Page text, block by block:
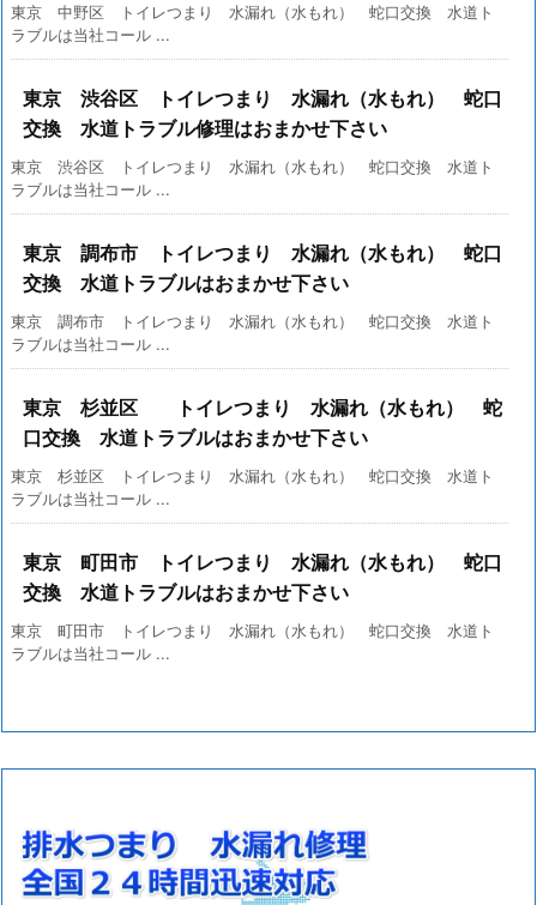
東京 中野区 トイレつまり 水漏れ（水もれ） 蛇口交換 水道ト
ラブルは当社コール ...
東京 渋谷区 トイレつまり 水漏れ（水もれ） 蛇口
交換 水道トラブル修理はおまかせ下さい
東京 渋谷区 トイレつまり 水漏れ（水もれ） 蛇口交換 水道ト
ラブルは当社コール ...
東京 調布市 トイレつまり 水漏れ（水もれ） 蛇口
交換 水道トラブルはおまかせ下さい
東京 調布市 トイレつまり 水漏れ（水もれ） 蛇口交換 水道ト
ラブルは当社コール ...
東京 杉並区 トイレつまり 水漏れ（水もれ） 蛇
口交換 水道トラブルはおまかせ下さい
東京 杉並区 トイレつまり 水漏れ（水もれ） 蛇口交換 水道ト
ラブルは当社コール ...
東京 町田市 トイレつまり 水漏れ（水もれ） 蛇口
交換 水道トラブルはおまかせ下さい
東京 町田市 トイレつまり 水漏れ（水もれ） 蛇口交換 水道ト
ラブルは当社コール ...